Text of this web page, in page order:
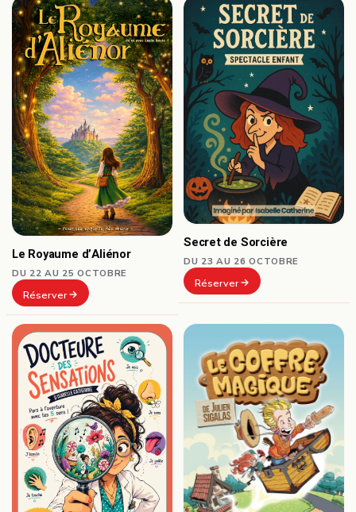
Le Royaume d’Aliénor
DU 22 AU 25 OCTOBRE
Réserver
Secret de Sorcière
DU 23 AU 26 OCTOBRE
Réserver